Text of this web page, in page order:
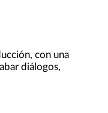
con una
diálogos,